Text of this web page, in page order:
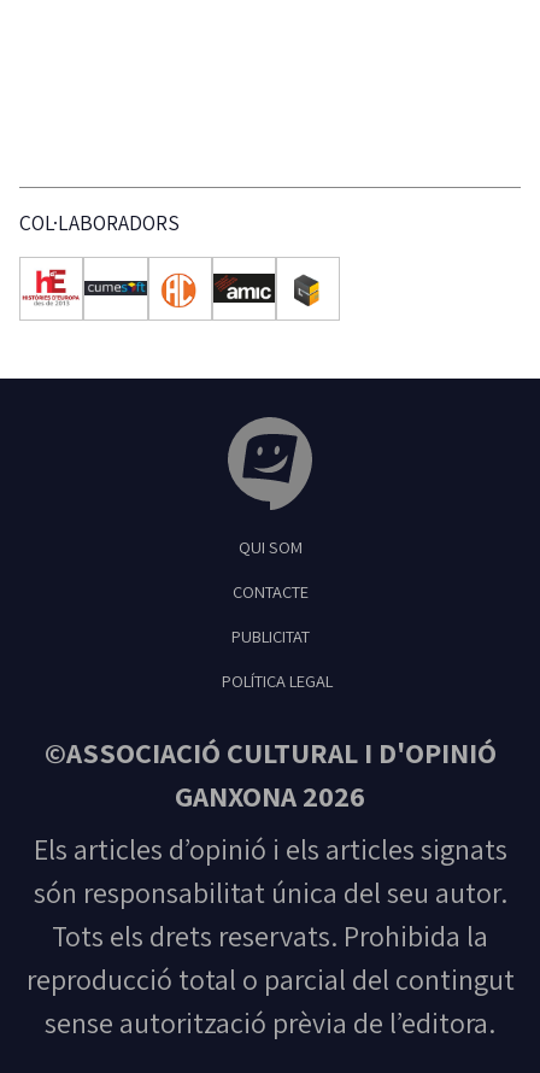
COL·LABORADORS
Feliu de Guíxols
QUI SOM
CONTACTE
PUBLICITAT
POLÍTICA LEGAL
©ASSOCIACIÓ CULTURAL I D'OPINIÓ
GANXONA 2026
Els articles d’opinió i els articles signats
són responsabilitat única del seu autor.
Tots els drets reservats. Prohibida la
reproducció total o parcial del contingut
sense autorització prèvia de l’editora.